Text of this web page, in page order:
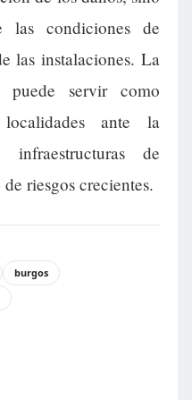
las condiciones de
las instalaciones. La
puede servir como
ante la
de
riesgos crecientes.
burgos